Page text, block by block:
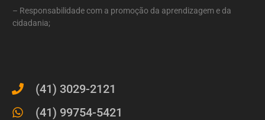
(41) 3029-2121
(41) 99754-5421
– Responsabilidade com a promoção da aprendizagem e da
cidadania;